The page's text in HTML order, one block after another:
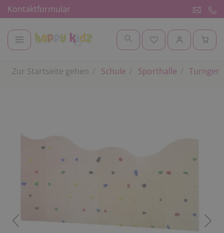
Kontaktformular
Zur Startseite gehen Schule Sporthalle